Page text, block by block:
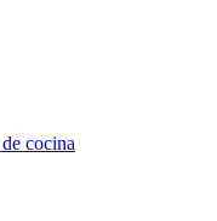
cocina